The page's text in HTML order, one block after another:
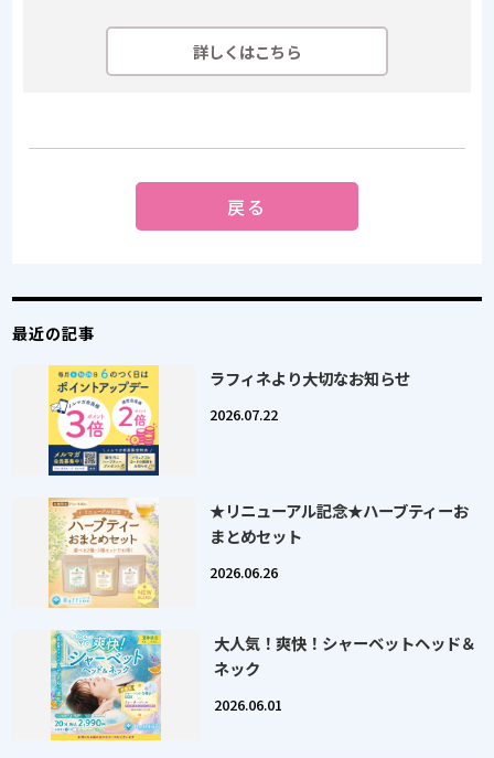
詳しくはこちら
戻る
最近の記事
ラフィネより大切なお知らせ
2026.07.22
★リニューアル記念★ハーブティーお
まとめセット
2026.06.26
大人気！爽快！シャーベットヘッド＆
ネック
2026.06.01